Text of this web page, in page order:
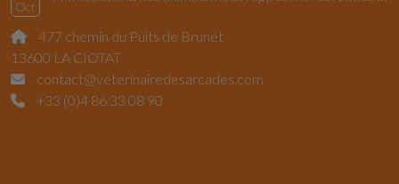
Oct
477 chemin du Puits de Brunet
13600 LA CIOTAT
contact@veterinairedesarcades.com
+33 (0)4 86 33 08 90